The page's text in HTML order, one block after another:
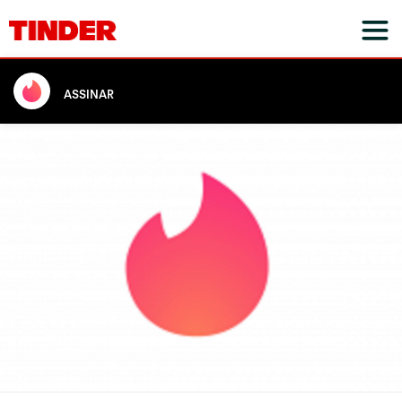
ASSINAR